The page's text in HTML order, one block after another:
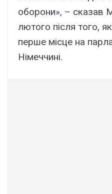
оборони», – сказав
лютого після того,
перше місце на
Німеччині.